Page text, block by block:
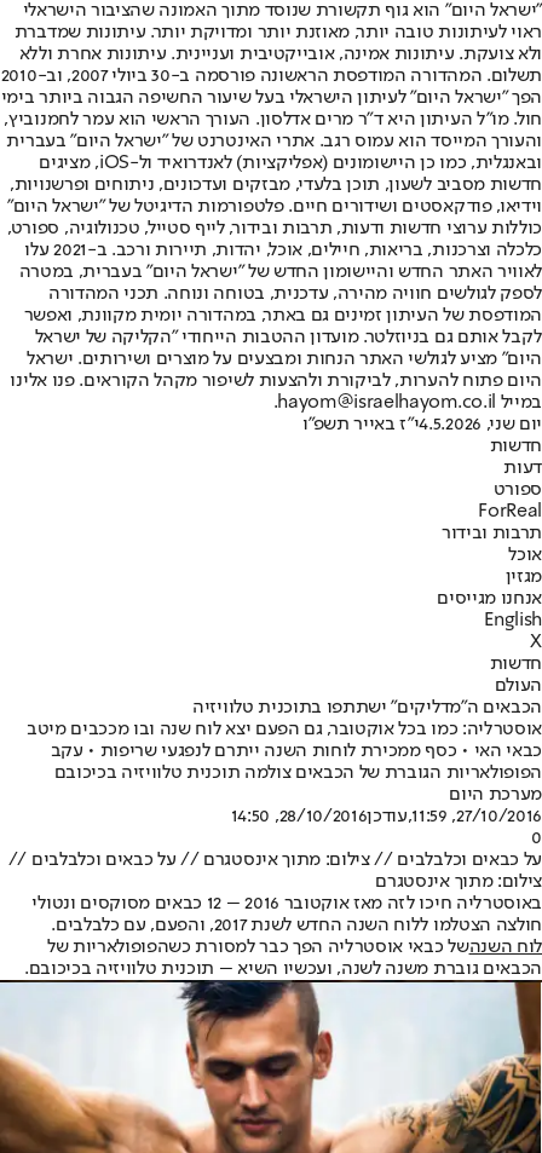
"ישראל היום" הוא גוף תקשורת שנוסד מתוך האמונה שהציבור הישראלי
ראוי לעיתונות טובה יותר, מאוזנת יותר ומדויקת יותר. עיתונות שמדברת
ולא צועקת. עיתונות אמינה, אובייקטיבית ועניינית. עיתונות אחרת וללא
תשלום. המהדורה המודפסת הראשונה פורסמה ב-30 ביולי 2007, וב-2010
הפך "ישראל היום" לעיתון הישראלי בעל שיעור החשיפה הגבוה ביותר בימי
חול. מו"ל העיתון היא ד"ר מרים אדלסון. העורך הראשי הוא עמר לחמנוביץ,
והעורך המייסד הוא עמוס רגב. אתרי האינטרנט של "ישראל היום" בעברית
ובאנגלית, כמו כן היישומונים (אפליקציות) לאנדרואיד ול-iOS, מציגים
חדשות מסביב לשעון, תוכן בלעדי, מבזקים ועדכונים, ניתוחים ופרשנויות,
וידיאו, פודקאסטים ושידורים חיים. פלטפורמות הדיגיטל של "ישראל היום"
כוללות ערוצי חדשות ודעות, תרבות ובידור, לייף סטייל, טכנולוגיה, ספורט,
כלכלה וצרכנות, בריאות, חיילים, אוכל, יהדות, תיירות ורכב. ב-2021 עלו
לאוויר האתר החדש והיישומון החדש של "ישראל היום" בעברית, במטרה
לספק לגולשים חוויה מהירה, עדכנית, בטוחה ונוחה. תכני המהדורה
המודפסת של העיתון זמינים גם באתר, במהדורה יומית מקוונת, ואפשר
לקבל אותם גם בניוזלטר. מועדון ההטבות הייחודי "הקליקה של ישראל
היום" מציע לגולשי האתר הנחות ומבצעים על מוצרים ושירותים. ישראל
היום פתוח להערות, לביקורת ולהצעות לשיפור מקהל הקוראים. פנו אלינו
במייל hayom@israelhayom.co.il.
יום שני, 4.5.2026
י"ז באייר תשפ"ו
חדשות
דעות
ספורט
ForReal
תרבות ובידור
אוכל
מגזין
אנחנו מגייסים
English
X
חדשות
העולם
הכבאים ה"מדליקים" ישתתפו בתוכנית טלוויזיה
אוסטרליה: כמו בכל אוקטובר, גם הפעם יצא לוח שנה ובו מככבים מיטב
כבאי האי • כסף ממכירת לוחות השנה ייתרם לנפגעי שריפות • עקב
הפופולאריות הגוברת של הכבאים צולמה תוכנית טלוויזיה בכיכובם
מערכת היום
27/10/2016, 11:59
,עודכן28/10/2016, 14:50
0
על כבאים וכלבלבים // צילום: מתוך אינסטגרם // על כבאים וכלבלבים //
צילום: מתוך אינסטגרם
באוסטרליה חיכו לזה מאז אוקטובר 2016 – 12 כבאים מסוקסים ונטולי
חולצה הצטלמו ללוח השנה החדש לשנת 2017, והפעם, עם כלבלבים.
לוח השנהשל כבאי אוסטרליה הפך כבר למסורת כשהפופולאריות של
הכבאים גוברת משנה לשנה, ועכשיו השיא – תוכנית טלוויזיה בכיכובם.